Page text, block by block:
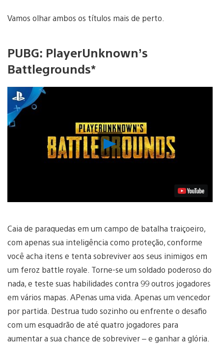
Vamos olhar ambos os títulos mais de perto.
PUBG: PlayerUnknown’s
Battlegrounds*
Reproduzir
Vídeo
Caia de paraquedas em um campo de batalha traiçoeiro,
com apenas sua inteligência como proteção, conforme
você acha itens e tenta sobreviver aos seus inimigos em
um feroz battle royale. Torne-se um soldado poderoso do
nada, e teste suas habilidades contra 99 outros jogadores
em vários mapas. APenas uma vida. Apenas um vencedor
por partida. Destrua tudo sozinho ou enfrente o desafio
com um esquadrão de até quatro jogadores para
aumentar a sua chance de sobreviver – e ganhar a glória.